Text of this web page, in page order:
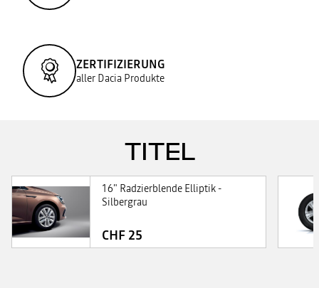
ZERTIFIZIERUNG
aller Dacia Produkte
TITEL
16" Radzierblende Elliptik -
Silbergrau
CHF 25